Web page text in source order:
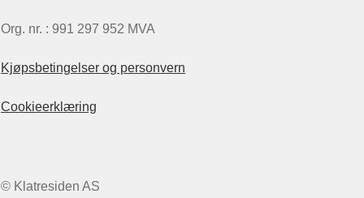
Org. nr. : 991 297 952 MVA
Kjøpsbetingelser og personvern
Cookieerklæring
© Klatresiden AS